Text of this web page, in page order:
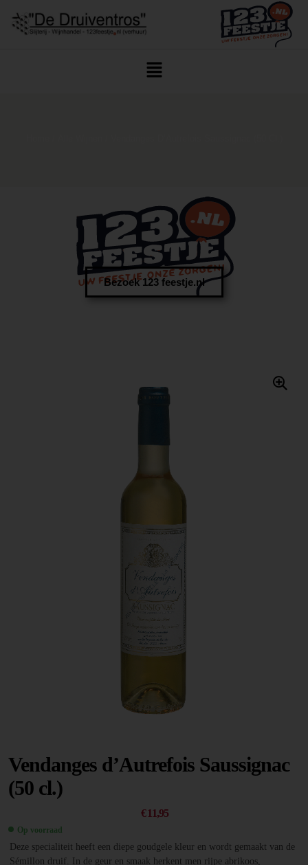
Bezoek 123 feestje.nl
Vendanges d’Autrefois Saussignac
(50 cl.)
€11,95
Op voorraad
Deze specialiteit heeft een diepe goudgele kleur en wordt gemaakt van de
Sémillon druif. In de geur en smaak herkent men rijpe abrikoos,